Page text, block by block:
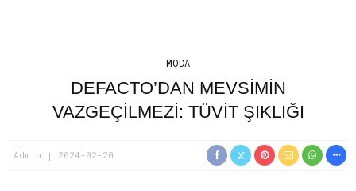
MODA
DEFACTO’DAN MEVSIMIN
VAZGEÇILMEZI: TÜVIT ŞIKLIĞI
Admin 2024-02-20